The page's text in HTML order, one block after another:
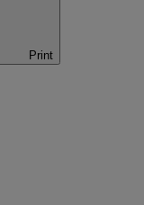
Print